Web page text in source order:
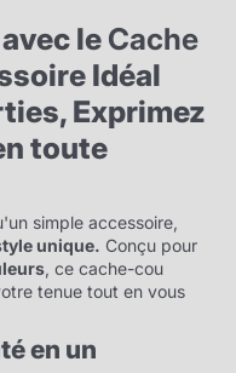
le Cache
Idéal
Exprimez
toute
simple accessoire,
unique. Conçu pour
, ce cache-cou
tenue tout en vous
en un